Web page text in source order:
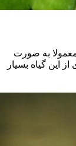
به صورت
این گیاه بسیار